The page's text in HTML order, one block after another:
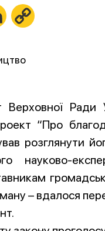
LinkedIn
Ради
“Про
розглянути
науково-
– вдалося